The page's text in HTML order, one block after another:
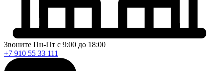
Звоните Пн-Пт с 9:00 до 18:00
+7 910 55 33 111